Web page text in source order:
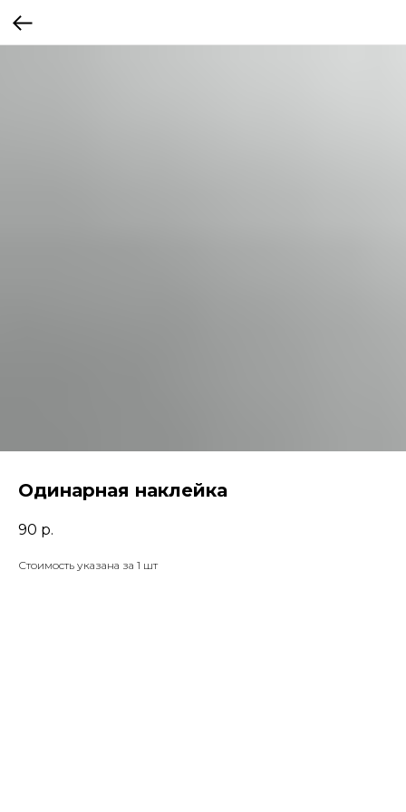
Одинарная наклейка
90 р.
Стоимость указана за 1 шт